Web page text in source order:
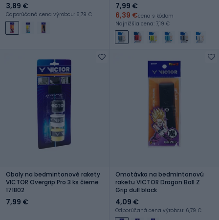
3,89 €
Odporúčaná cena výrobcu: 6,79 €
7,99 €
6,39 €cena s kódom
Najnižšia cena: 7,19 €
Obaly na bedmintonové rakety
VICTOR Overgrip Pro 3 ks čierne
171802
7,99 €
Omotávka na bedmintonovú
raketu VICTOR Dragon Ball Z
Grip dull black
4,09 €
Odporúčaná cena výrobcu: 6,79 €